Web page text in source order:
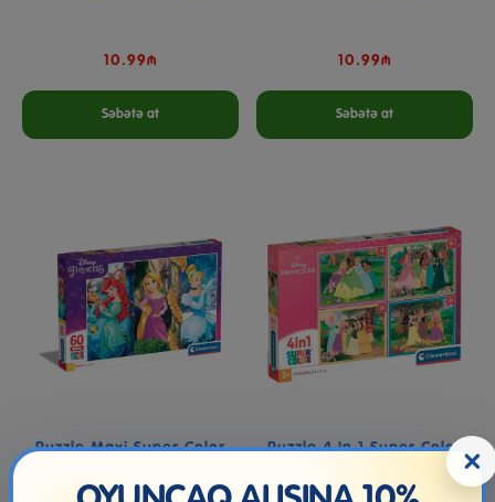
10.99₼
Səbətə at
10.99₼
Səbətə at
Puzzle Maxi Super Color
Puzzle 4 In 1 Super Color ×